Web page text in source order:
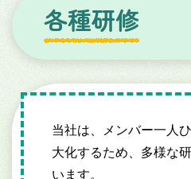
各種研修
当社は、メンバー一人
大化するため、多様な
います。